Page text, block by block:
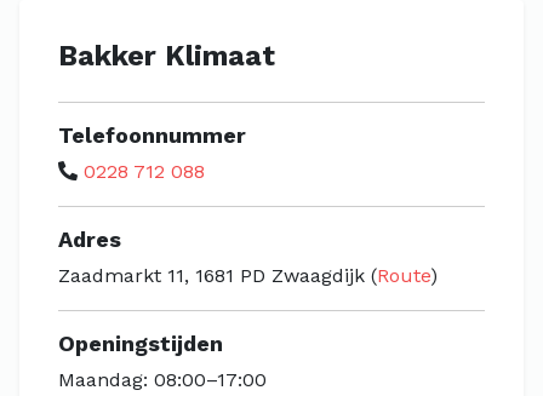
Bakker Klimaat
Telefoonnummer
0228 712 088
Adres
Zaadmarkt 11, 1681 PD Zwaagdijk (Route)
Openingstijden
Maandag: 08:00–17:00